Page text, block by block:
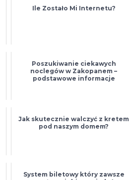
Ile Zostało Mi Internetu?
Poszukiwanie ciekawych
noclegów w Zakopanem –
podstawowe informacje
Jak skutecznie walczyć z kretem
pod naszym domem?
System biletowy który zawsze